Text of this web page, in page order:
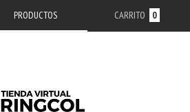
PRODUCTOS CARRITO 0